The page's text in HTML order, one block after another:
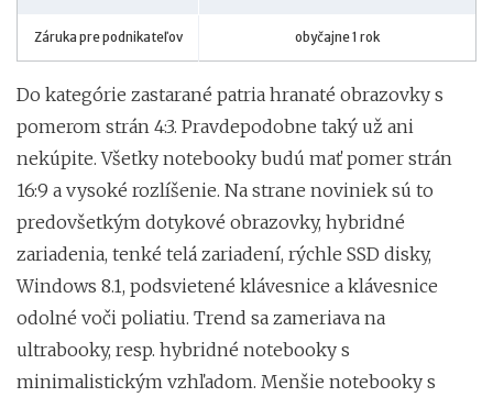
Záruka pre podnikateľov obyčajne 1 rok
Do kategórie zastarané patria hranaté obrazovky s
pomerom strán 4:3. Pravdepodobne taký už ani
nekúpite. Všetky notebooky budú mať pomer strán
16:9 a vysoké rozlíšenie. Na strane noviniek sú to
predovšetkým dotykové obrazovky, hybridné
zariadenia, tenké telá zariadení, rýchle SSD disky,
Windows 8.1, podsvietené klávesnice a klávesnice
odolné voči poliatiu. Trend sa zameriava na
ultrabooky, resp. hybridné notebooky s
minimalistickým vzhľadom. Menšie notebooky s